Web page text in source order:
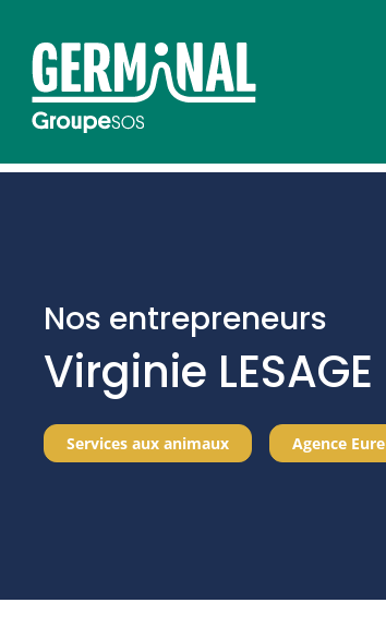
Nos entrepreneurs
Virginie LESAGE
Services aux animaux Agence Eure